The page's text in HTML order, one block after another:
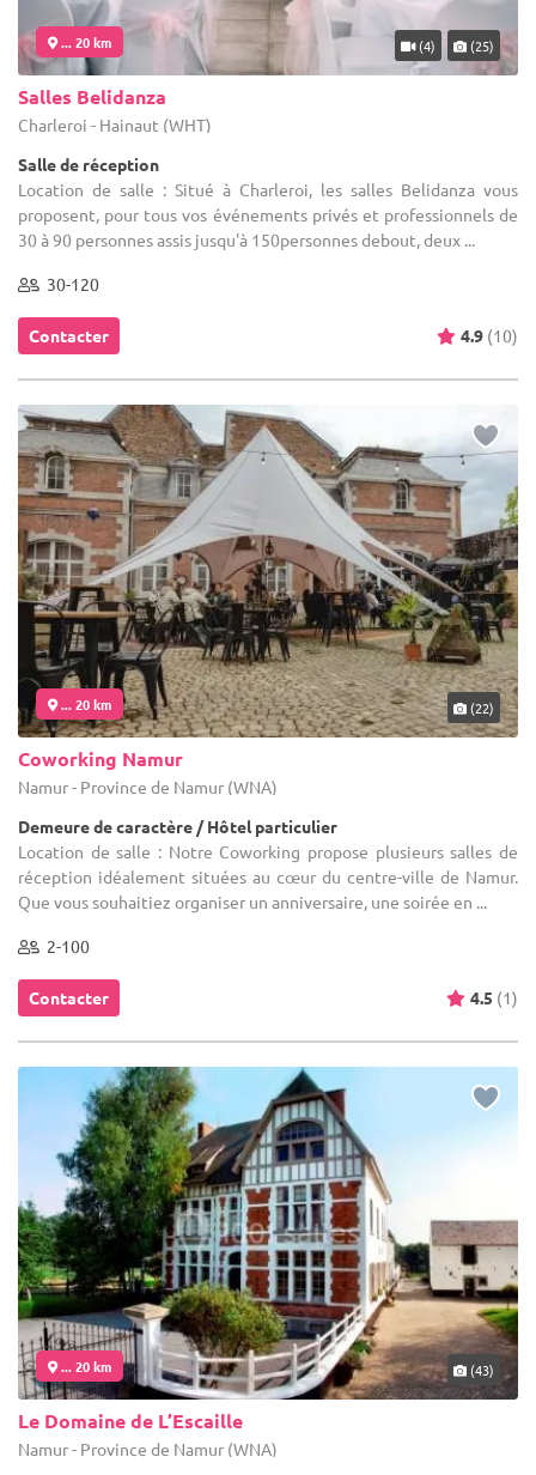
... 20 km (4) (25)
Salles Belidanza
Charleroi - Hainaut (WHT)
Salle de réception
Location de salle : Situé à Charleroi, les salles Belidanza vous
proposent, pour tous vos événements privés et professionnels de
30 à 90 personnes assis jusqu'à 150personnes debout, deux ...
30-120
Contacter 4.9 (10)
... 20 km (22)
Coworking Namur
Namur - Province de Namur (WNA)
Demeure de caractère / Hôtel particulier
Location de salle : Notre Coworking propose plusieurs salles de
réception idéalement situées au cœur du centre-ville de Namur.
Que vous souhaitiez organiser un anniversaire, une soirée en ...
2-100
Contacter 4.5 (1)
... 20 km (43)
Le Domaine de L’Escaille
Namur - Province de Namur (WNA)